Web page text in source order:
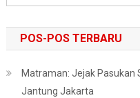
POS-POS TERBARU
Matraman: Jejak Pasukan
Jantung Jakarta